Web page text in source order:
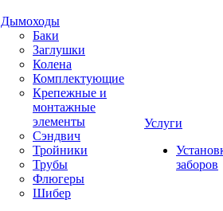
Дымоходы
Баки
Заглушки
Колена
Комплектующие
Крепежные и
монтажные
элементы
Сэндвич
Тройники
Трубы
Флюгеры
Шибер
Услуги
заборов